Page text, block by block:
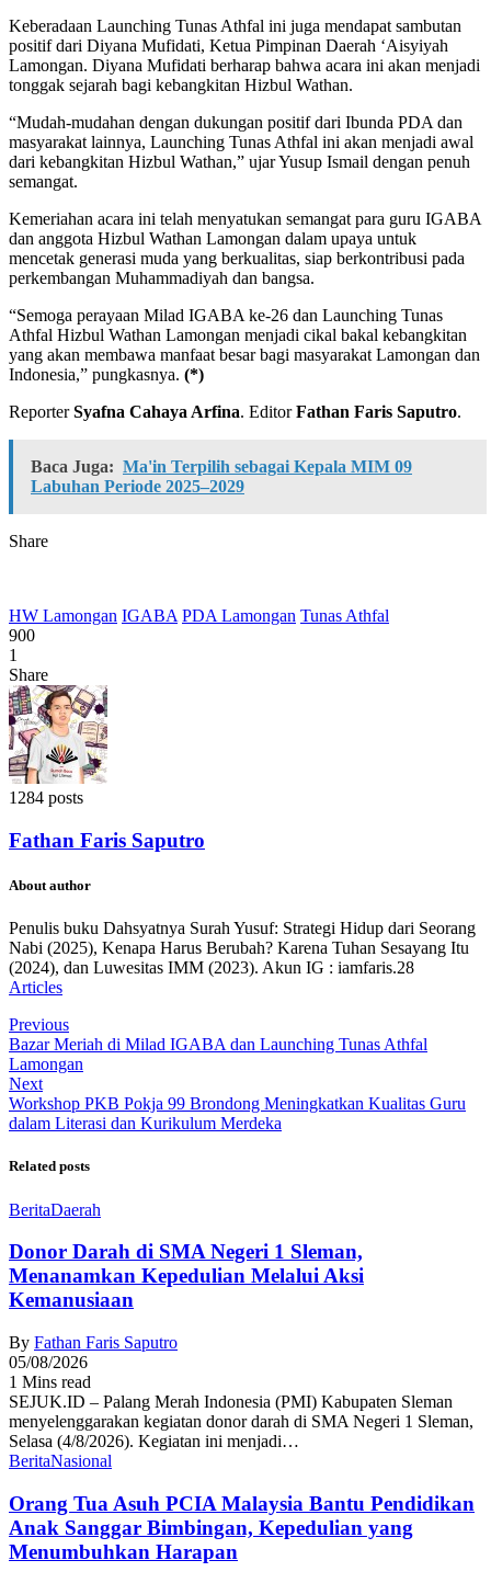
Keberadaan Launching Tunas Athfal ini juga mendapat sambutan
positif dari Diyana Mufidati, Ketua Pimpinan Daerah ‘Aisyiyah
Lamongan. Diyana Mufidati berharap bahwa acara ini akan menjadi
tonggak sejarah bagi kebangkitan Hizbul Wathan.
“Mudah-mudahan dengan dukungan positif dari Ibunda PDA dan
masyarakat lainnya, Launching Tunas Athfal ini akan menjadi awal
dari kebangkitan Hizbul Wathan,” ujar Yusup Ismail dengan penuh
semangat.
Kemeriahan acara ini telah menyatukan semangat para guru IGABA
dan anggota Hizbul Wathan Lamongan dalam upaya untuk
mencetak generasi muda yang berkualitas, siap berkontribusi pada
perkembangan Muhammadiyah dan bangsa.
“Semoga perayaan Milad IGABA ke-26 dan Launching Tunas
Athfal Hizbul Wathan Lamongan menjadi cikal bakal kebangkitan
yang akan membawa manfaat besar bagi masyarakat Lamongan dan
Indonesia,” pungkasnya. (*)
ReporterSyafna Cahaya Arfina. EditorFathan Faris Saputro.
Baca Juga: Ma'in Terpilih sebagai Kepala MIM 09
Labuhan Periode 2025–2029
Share
HW Lamongan IGABA PDA Lamongan Tunas Athfal
900
1
Share
1284 posts
Fathan Faris Saputro
About author
Penulis buku Dahsyatnya Surah Yusuf: Strategi Hidup dari Seorang
Nabi (2025), Kenapa Harus Berubah? Karena Tuhan Sesayang Itu
(2024), dan Luwesitas IMM (2023). Akun IG : iamfaris.28
Articles
Previous
Bazar Meriah di Milad IGABA dan Launching Tunas Athfal
Lamongan
Next
Workshop PKB Pokja 99 Brondong Meningkatkan Kualitas Guru
dalam Literasi dan Kurikulum Merdeka
Related posts
BeritaDaerah
Donor Darah di SMA Negeri 1 Sleman,
Menanamkan Kepedulian Melalui Aksi
Kemanusiaan
By Fathan Faris Saputro
05/08/2026
1 Mins read
SEJUK.ID – Palang Merah Indonesia (PMI) Kabupaten Sleman
menyelenggarakan kegiatan donor darah di SMA Negeri 1 Sleman,
Selasa (4/8/2026). Kegiatan ini menjadi…
BeritaNasional
Orang Tua Asuh PCIA Malaysia Bantu Pendidikan
Anak Sanggar Bimbingan, Kepedulian yang
Menumbuhkan Harapan